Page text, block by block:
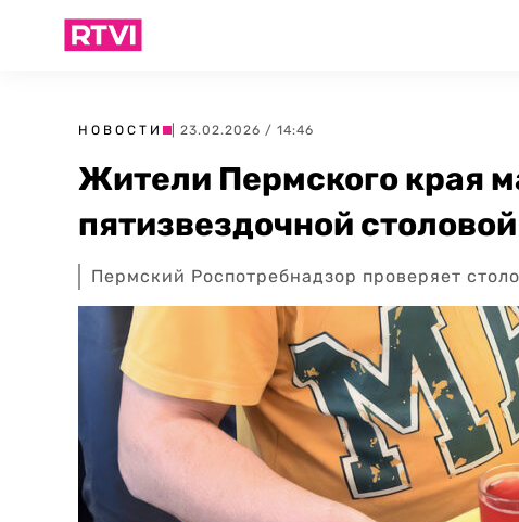
НОВОСТИ | 23.02.2026 / 14:46
Жители Пермского края
пятизвездочной столовой
Пермский Роспотребнадзор проверяет